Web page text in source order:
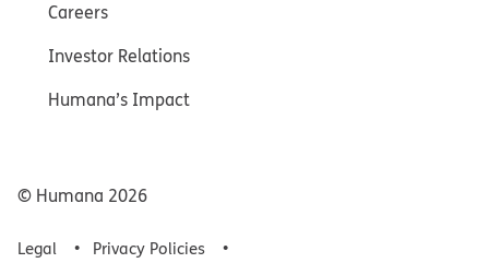
Careers
Investor Relations
Humana’s Impact
© Humana 2026
Legal
Privacy Policies